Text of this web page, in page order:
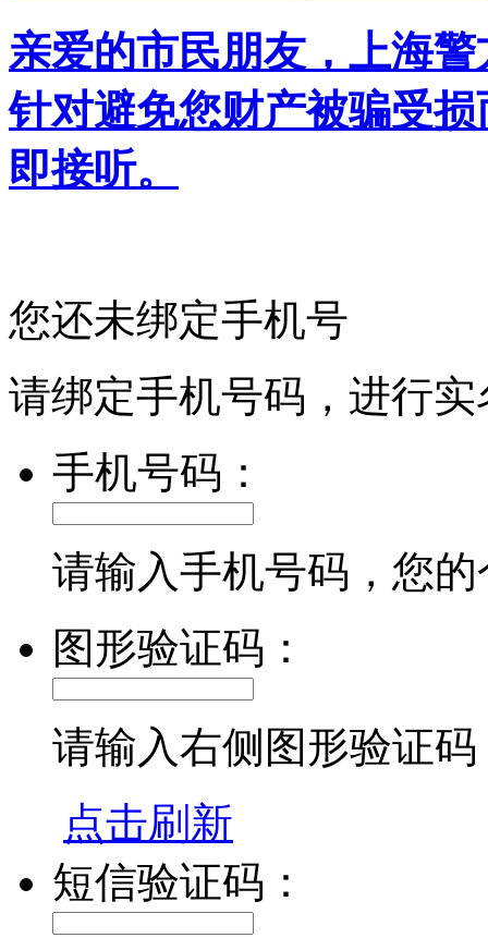
亲爱的市民朋友，上海
针对避免您财产被骗受
即接听。
您还未绑定手机号
请绑定手机号码，进行
手机号码：
请输入手机号码，您
图形验证码：
请输入右侧图形验证码
点击刷新
短信验证码：